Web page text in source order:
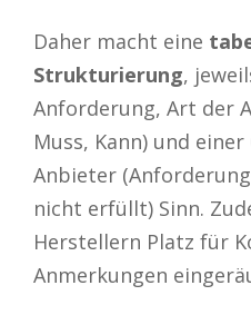
Daher macht eine
Strukturierung,
Anforderung, Art der
Muss, Kann) und
Anbieter
nicht erfüllt) Sinn.
Herstellern Platz für
Anmerkungen